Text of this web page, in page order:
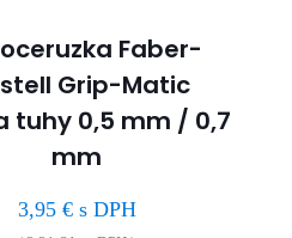
Faber-
Grip-Matic
tuhy 0,5 mm / 0,7
mm
3,95 €s DPH